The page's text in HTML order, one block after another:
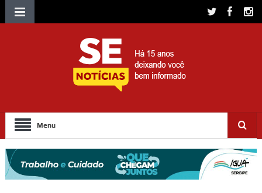
Menu